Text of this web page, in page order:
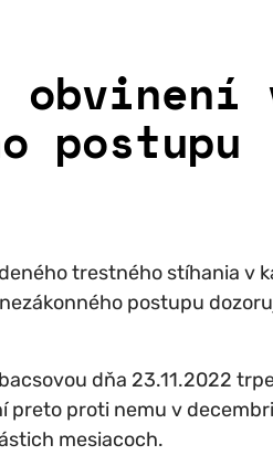
obvinení
postupu
trestného stíhania v
postupu
dňa 23.11.2022
preto proti nemu v
mesiacoch.